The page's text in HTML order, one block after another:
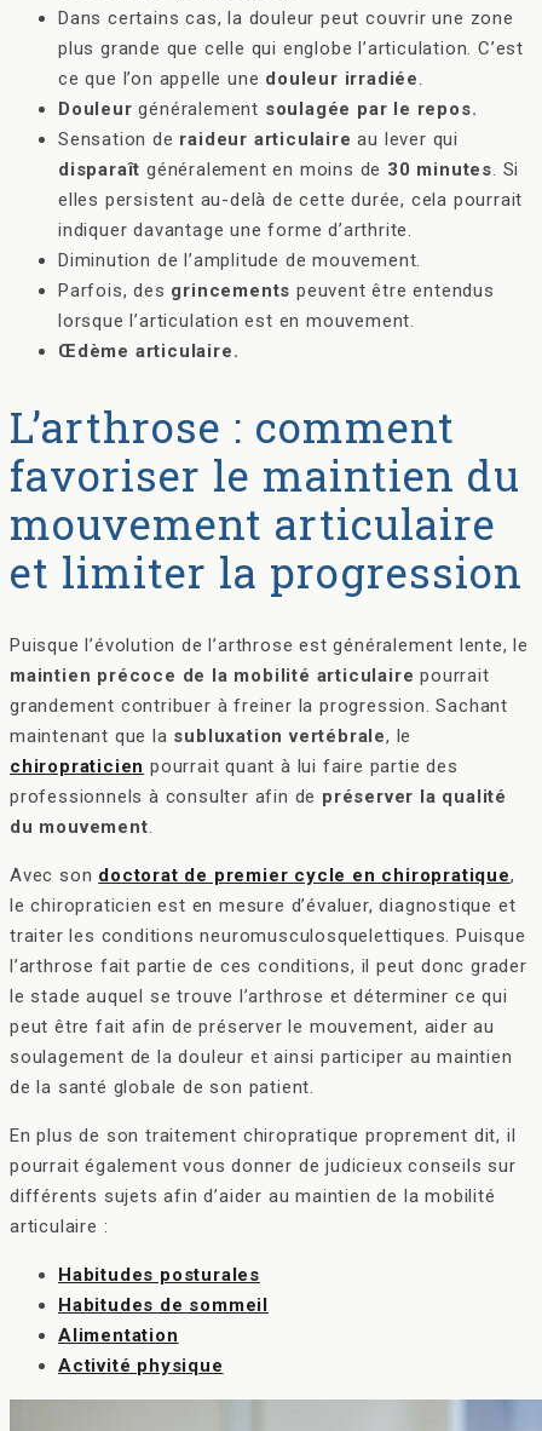
Dans certains cas, la douleur peut couvrir une zone
plus grande que celle qui englobe l’articulation. C’est
ce que l’on appelle une douleur irradiée.
Douleur généralement soulagée par le repos.
Sensation de raideur articulaire au lever qui
disparaît généralement en moins de 30 minutes. Si
elles persistent au-delà de cette durée, cela pourrait
indiquer davantage une forme d’arthrite.
Diminution de l’amplitude de mouvement.
Parfois, des grincements peuvent être entendus
lorsque l’articulation est en mouvement.
Œdème articulaire.
L’arthrose : comment
favoriser le maintien du
mouvement articulaire
et limiter la progression
Puisque l’évolution de l’arthrose est généralement lente, le
maintien précoce de la mobilité articulaire pourrait
grandement contribuer à freiner la progression. Sachant
maintenant que la subluxation vertébrale, le
chiropraticien pourrait quant à lui faire partie des
professionnels à consulter afin de préserver la qualité
du mouvement.
Avec son doctorat de premier cycle en chiropratique,
le chiropraticien est en mesure d’évaluer, diagnostique et
traiter les conditions neuromusculosquelettiques. Puisque
l’arthrose fait partie de ces conditions, il peut donc grader
le stade auquel se trouve l’arthrose et déterminer ce qui
peut être fait afin de préserver le mouvement, aider au
soulagement de la douleur et ainsi participer au maintien
de la santé globale de son patient.
En plus de son traitement chiropratique proprement dit, il
pourrait également vous donner de judicieux conseils sur
différents sujets afin d’aider au maintien de la mobilité
articulaire :
Habitudes posturales
Habitudes de sommeil
Alimentation
Activité physique